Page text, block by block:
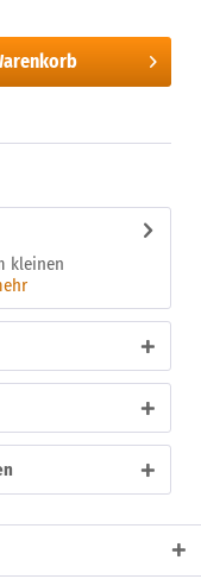
kleinen